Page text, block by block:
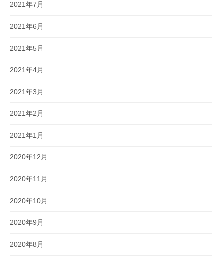
2021年7月
2021年6月
2021年5月
2021年4月
2021年3月
2021年2月
2021年1月
2020年12月
2020年11月
2020年10月
2020年9月
2020年8月